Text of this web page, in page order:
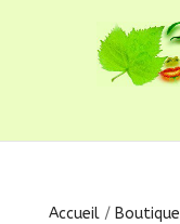
Accueil/ Boutique